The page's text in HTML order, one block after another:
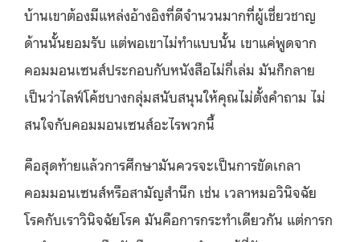
บ้านเขาต้องมีแหล่งอ้างอิงที่ดีจำนวนมากที่ผู้เชี่ยวชาญ
ด้านนั้นยอมรับ แต่พอเขาไม่ทำแบบนั้น เขาแค่พูดจาก
คอมมอนเซนส์ประกอบกับหนังสือไม่กี่เล่ม มันก็กลาย
เป็นว่าไลฟ์โค้ชบางกลุ่มสนับสนุนให้คุณไม่ตั้งคำถาม ไม่
สนใจกับคอมมอนเซนส์อะไรพวกนี้
คือสุดท้ายแล้วการศึกษามันควรจะเป็นการขัดเกลา
คอมมอนเซนส์หรือสามัญสำนึก เช่น เวลาหมอวินิจฉัย
โรคกับเราวินิจฉัยโรค มันคือการกระทำเดียวกัน แต่การก